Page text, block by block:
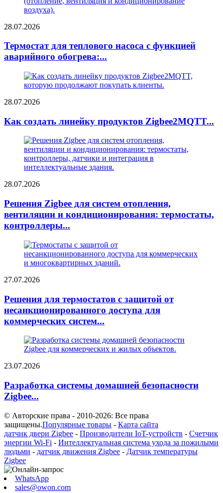
28.07.2026
Термостат для теплового насоса с функцией
аварийного обогрева:...
28.07.2026
Как создать линейку продуктов Zigbee2MQTT...
28.07.2026
Решения Zigbee для систем отопления,
вентиляции и кондиционирования: термостаты,
контроллеры...
27.07.2026
Решения для термостатов с защитой от
несанкционированного доступа для
коммерческих систем...
23.07.2026
Разработка системы домашней безопасности
Zigbee...
© Авторские права - 2010-2026: Все права
защищены.Популярные товары - Карта сайта
датчик двери Zigbee - Производители IoT-устройств - Счетчик
энергии Wi-Fi - Интеллектуальная система ухода за пожилыми
людьми - датчик движения Zigbee - Датчик температуры
Zigbee
WhatsApp
sales@owon.com